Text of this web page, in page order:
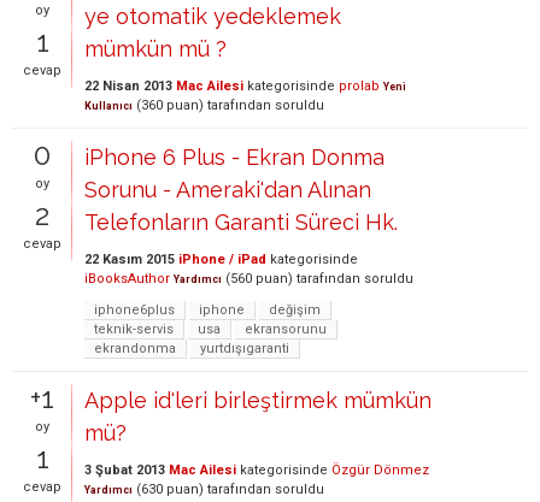
oy
1
cevap
ye otomatik yedeklemek
mümkün mü ?
22 Nisan 2013 Mac Ailesi kategorisinde prolab Yeni
Kullanıcı (360 puan) tarafından soruldu
0
oy
2
cevap
iPhone 6 Plus - Ekran Donma
Sorunu - Ameraki'dan Alınan
Telefonların Garanti Süreci Hk.
22 Kasım 2015 iPhone / iPad kategorisinde
iBooksAuthor Yardımcı (560 puan) tarafından soruldu
iphone6plus
iphone
değişim
teknik-servis
usa
ekransorunu
ekrandonma
yurtdışıgaranti
+1
oy
1
cevap
Apple id'leri birleştirmek mümkün
mü?
3 Şubat 2013 Mac Ailesi kategorisinde Özgür Dönmez
Yardımcı (630 puan) tarafından soruldu